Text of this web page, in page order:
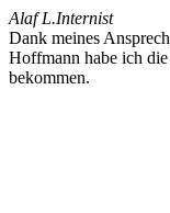
Alaf L.Internist
Dank meines
Hoffmann habe ich
bekommen.